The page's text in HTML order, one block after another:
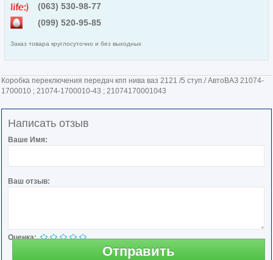
(063) 530-98-77
(099) 520-95-85
Заказ товара круглосуточно и без выходных
Коробка переключения передач кпп нива ваз 2121 /5 ступ./ АвтоВАЗ 21074-
1700010 ; 21074-1700010-43 ; 21074170001043
Написать отзыв
Ваше Имя:
Ваш отзыв:
Оценка:
Отправить